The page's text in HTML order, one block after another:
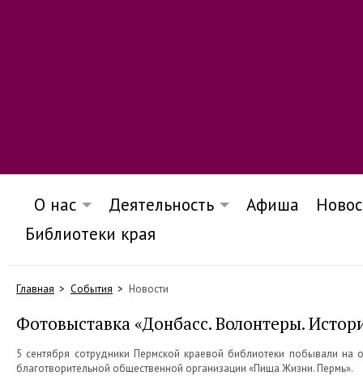
О нас Деятельность Афиша
Библиотеки края
Главная События Новости
Фотовыставка «Донбасс. Волонтеры.
5 сентября сотрудники Пермской краевой библиотеки побывали на
благотворительной общественной организации «Пища Жизни. Пермь».